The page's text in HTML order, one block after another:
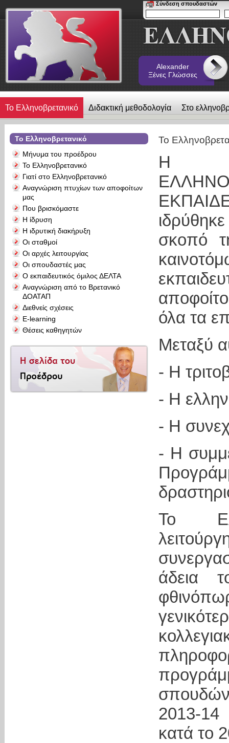
Σύνδεση σπουδαστών
Alexander
Ξένες Γλώσσες
Το Ελληνοβρετανικό Διδακτική μεθοδολογία Στο
λεύκωμα Επικοινωνία Alexander Ξένες Γλώσσες
Το Ελληνοβρετανικό
Μήνυμα του προέδρου
Το Ελληνοβρετανικό
Γιατί στο Ελληνοβρετανικό
Αναγνώριση πτυχίων των αποφοίτων
μας
Που βρισκόμαστε
Η ίδρυση
Η ιδρυτική διακήρυξη
Οι σταθμοί
Οι αρχές λειτουργίας
Οι σπουδαστές μας
Ο εκπαιδευτικός όμιλος ΔΕΛΤΑ
Αναγνώριση από το Βρετανικό
ΔΟΑΤΑΠ
Διεθνείς σχέσεις
E-learning
Θέσεις καθηγητών
Το
Η
σκοπό
όλα τα
Μεταξύ
- Η
- Η
- Η
- Η
Το
άδεια
2013-14
κατά το